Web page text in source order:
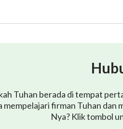
Tuhan berada di tempat
mempelajari firman Tuhan dan
Nya? Klik tombol